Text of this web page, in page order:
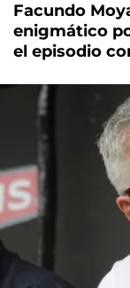
Facundo
enigmático
el episodio